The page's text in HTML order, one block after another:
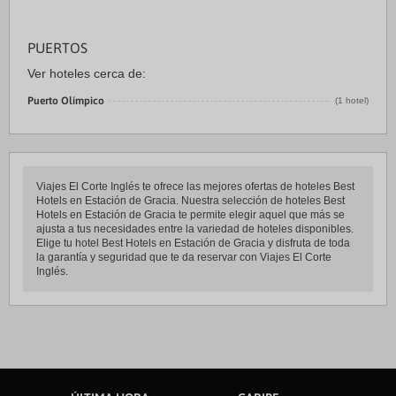
PUERTOS
Ver hoteles cerca de:
Puerto Olímpico (1 hotel)
Viajes El Corte Inglés te ofrece las mejores ofertas de hoteles Best
Hotels en Estación de Gracia. Nuestra selección de hoteles Best
Hotels en Estación de Gracia te permite elegir aquel que más se
ajusta a tus necesidades entre la variedad de hoteles disponibles.
Elige tu hotel Best Hotels en Estación de Gracia y disfruta de toda
la garantía y seguridad que te da reservar con Viajes El Corte
Inglés.